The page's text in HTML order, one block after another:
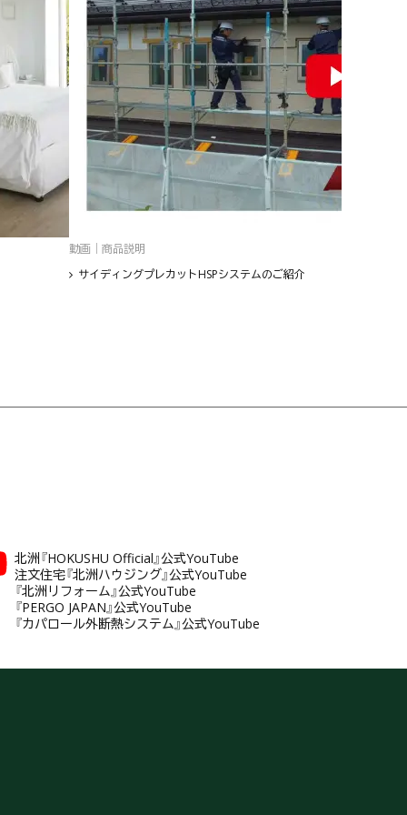
動画｜商品説明
サイディングプレカットHSPシステムのご紹介
北洲『HOKUSHU Official』公式YouTube
注文住宅『北洲ハウジング』公式YouTube
『北洲リフォーム』公式YouTube
『PERGO JAPAN』公式YouTube
『カパロール外断熱システム』公式YouTube